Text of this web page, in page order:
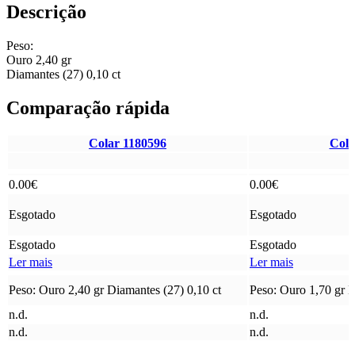
Descrição
Peso:
Ouro 2,40 gr
Diamantes (27) 0,10 ct
Comparação rápida
Colar 1180596
0.00€ 0.00€
Esgotado Esgotado
Esgotado
Esgotado
Ler mais
Ler mais
Peso: Ouro 2,40 gr Diamantes (27) 0,10 ct
Peso: Ouro 1,70 gr
n.d.
n.d.
n.d.
n.d.